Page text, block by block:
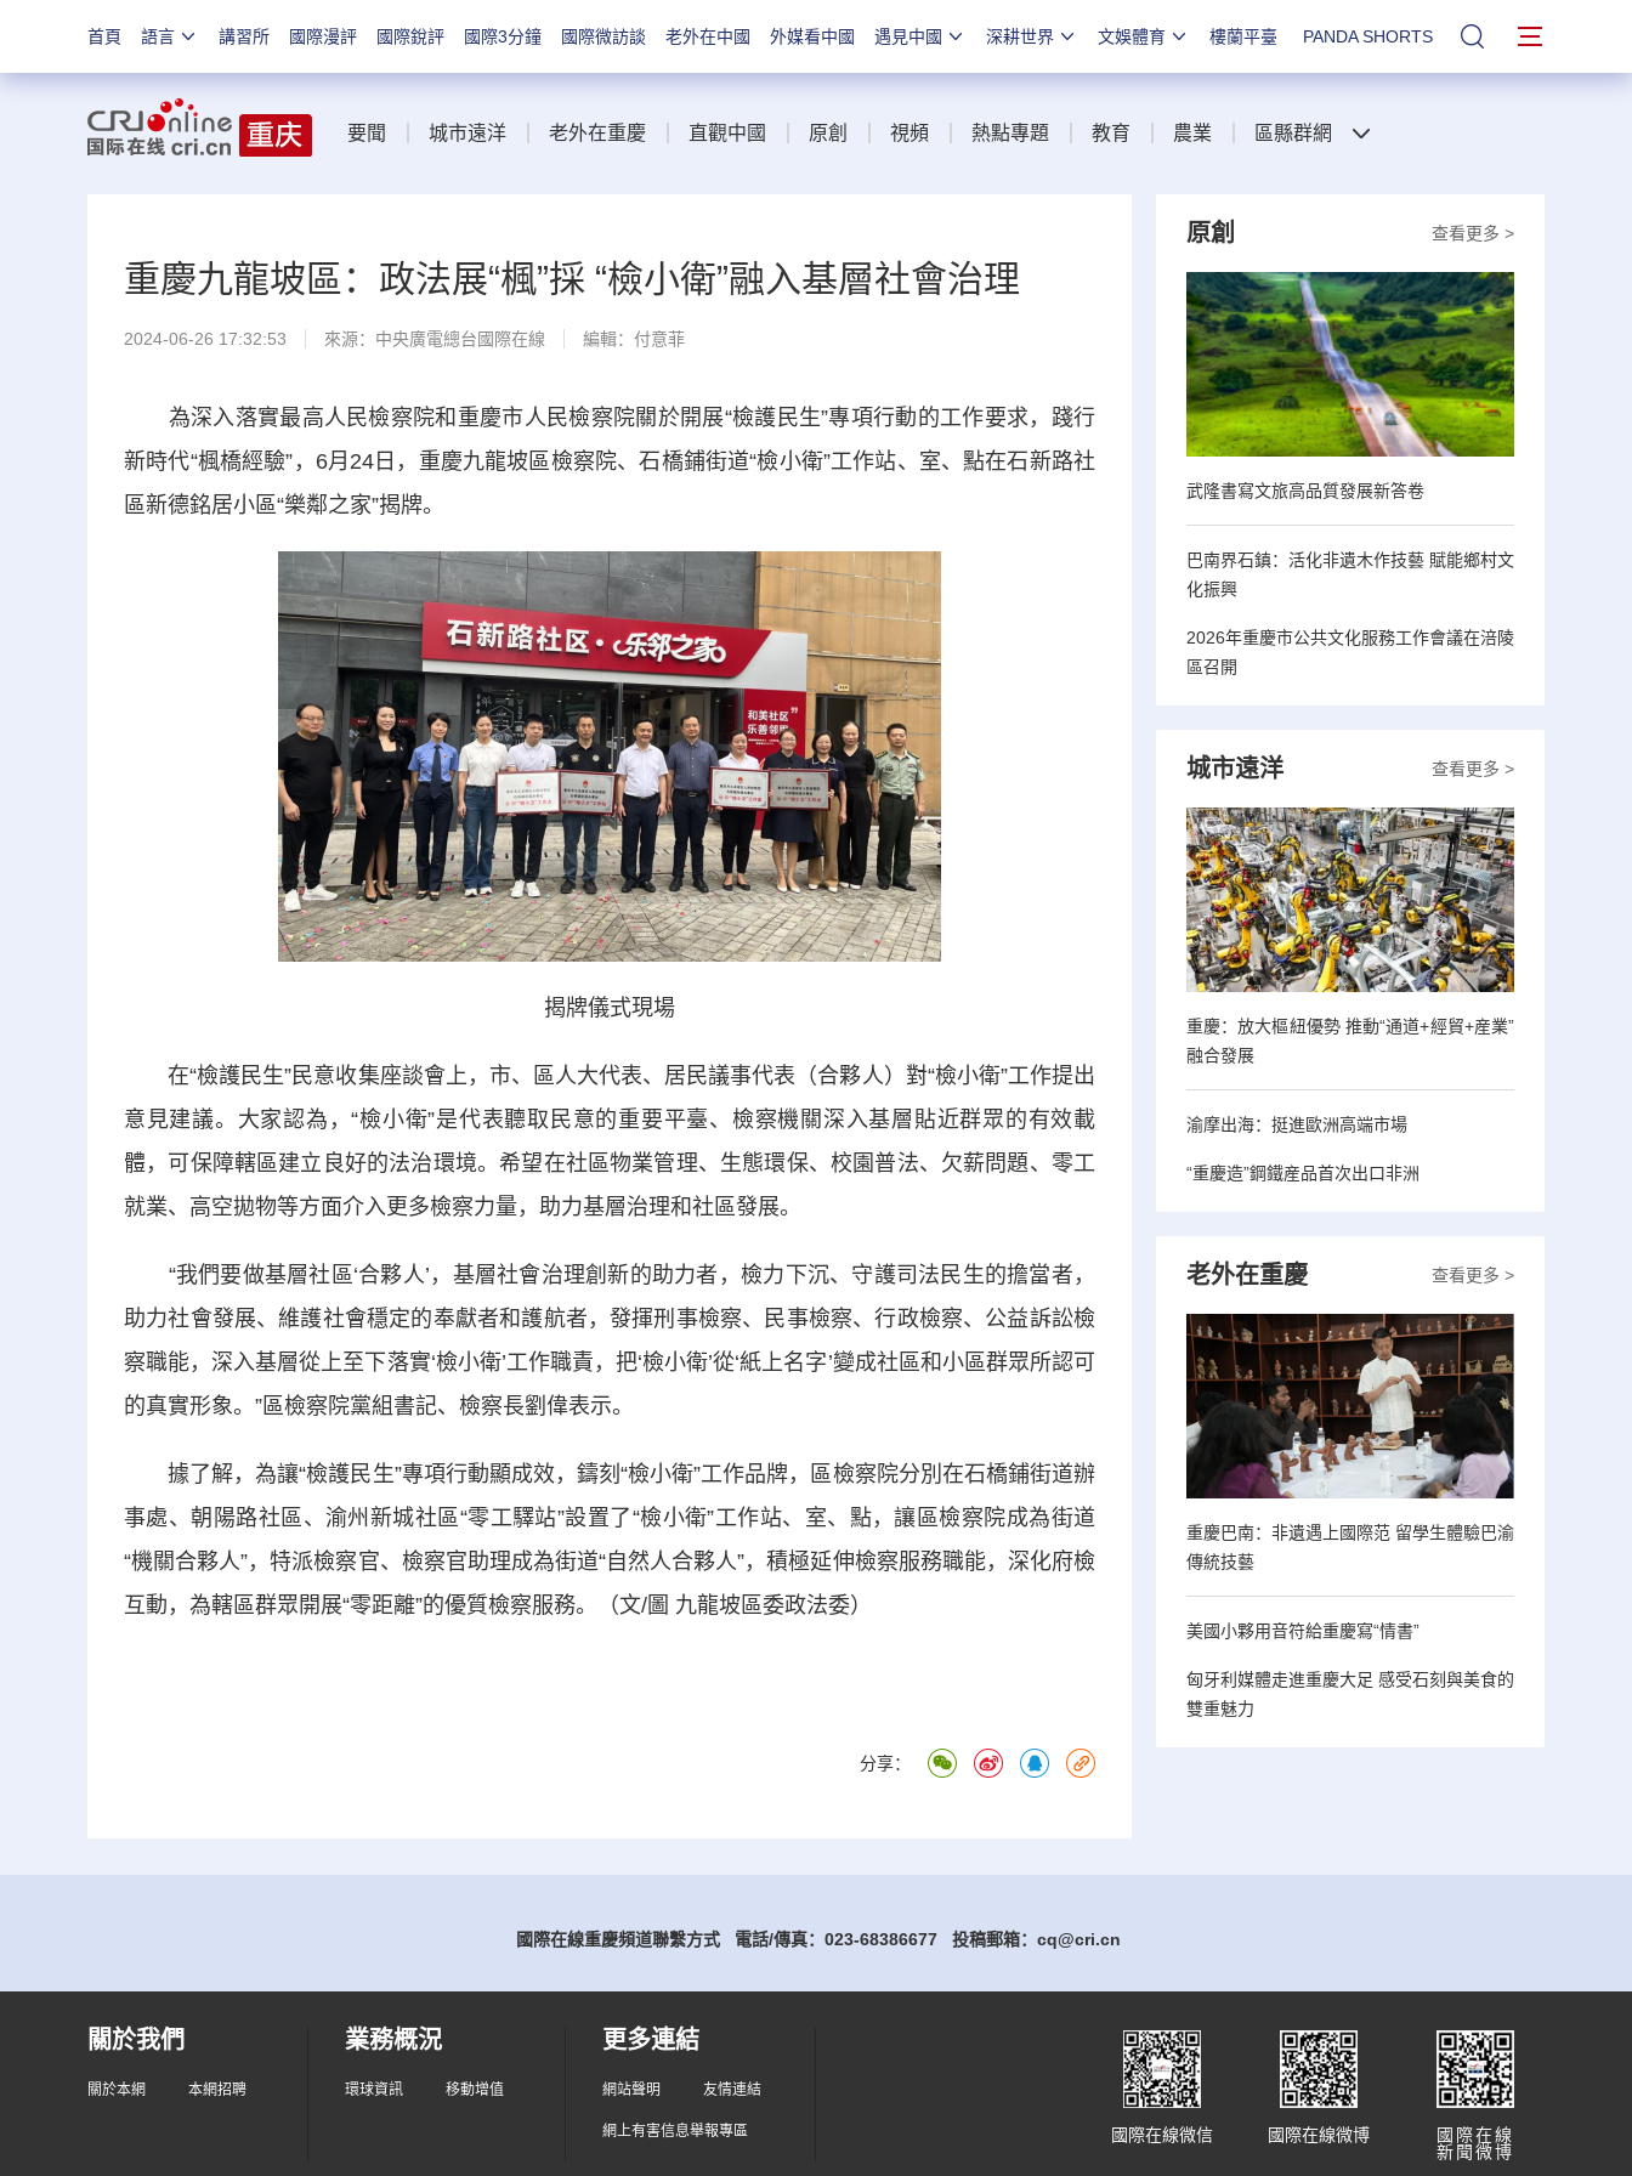
首頁 語言 講習所 國際漫評 國際銳評 國際3分鐘 國際微訪談 老外在中國 外媒看中國 遇見中國 深耕世界 文娛體育 樓蘭平臺 PANDA SHORTS 站內搜索
要聞 城市遠洋 老外在重慶 直觀中國 原創 視頻 熱點專題 教育 農業 區縣群網
重慶九龍坡區：政法展“楓”採 “檢小衛”融入基層社會治理
2024-06-26 17:32:53 來源：中央廣電總台國際在線 編輯：付意菲
為深入落實最高人民檢察院和重慶市人民檢察院關於開展“檢護民生”專項行動的工作要求，踐行
新時代“楓橋經驗”，6月24日，重慶九龍坡區檢察院、石橋鋪街道“檢小衛”工作站、室、點在石新路社
區新德銘居小區“樂鄰之家”揭牌。
揭牌儀式現場
在“檢護民生”民意收集座談會上，市、區人大代表、居民議事代表（合夥人）對“檢小衛”工作提出
意見建議。大家認為，“檢小衛”是代表聽取民意的重要平臺、檢察機關深入基層貼近群眾的有效載
體，可保障轄區建立良好的法治環境。希望在社區物業管理、生態環保、校園普法、欠薪問題、零工
就業、高空拋物等方面介入更多檢察力量，助力基層治理和社區發展。
“我們要做基層社區‘合夥人’，基層社會治理創新的助力者，檢力下沉、守護司法民生的擔當者，
助力社會發展、維護社會穩定的奉獻者和護航者，發揮刑事檢察、民事檢察、行政檢察、公益訴訟檢
察職能，深入基層從上至下落實‘檢小衛’工作職責，把‘檢小衛’從‘紙上名字’變成社區和小區群眾所認可
的真實形象。”區檢察院黨組書記、檢察長劉偉表示。
據了解，為讓“檢護民生”專項行動顯成效，鑄刻“檢小衛”工作品牌，區檢察院分別在石橋鋪街道辦
事處、朝陽路社區、渝州新城社區“零工驛站”設置了“檢小衛”工作站、室、點，讓區檢察院成為街道
“機關合夥人”，特派檢察官、檢察官助理成為街道“自然人合夥人”，積極延伸檢察服務職能，深化府檢
互動，為轄區群眾開展“零距離”的優質檢察服務。（文/圖 九龍坡區委政法委）
分享：
查看更多 >
原創
武隆書寫文旅高品質發展新答卷
巴南界石鎮：活化非遺木作技藝 賦能鄉村文
化振興
2026年重慶市公共文化服務工作會議在涪陵
區召開
查看更多 >
城市遠洋
重慶：放大樞紐優勢 推動“通道+經貿+産業”
融合發展
渝摩出海：挺進歐洲高端市場
“重慶造”鋼鐵産品首次出口非洲
查看更多 >
老外在重慶
重慶巴南：非遺遇上國際范 留學生體驗巴渝
傳統技藝
美國小夥用音符給重慶寫“情書”
匈牙利媒體走進重慶大足 感受石刻與美食的
雙重魅力
國際在線重慶頻道聯繫方式 電話/傳真：023-68386677 投稿郵箱：cq@cri.cn
關於我們
關於本網 本網招聘
業務概況
環球資訊 移動增值
更多連結
網站聲明 友情連結
網上有害信息舉報專區
國際在線
新聞微博
國際在線微博
國際在線微信